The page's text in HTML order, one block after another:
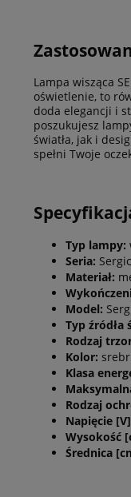
Lampa wisząca
oświetlenie, to
doda elegancji i
poszukujesz
światła, jak i
spełni Twoje
Typ lampy:
Seria:
Materiał:
Model:
Typ źródła
Rodzaj
Kolor:
Klasa
Rodzaj
Napięcie
Wysokość
Średnica